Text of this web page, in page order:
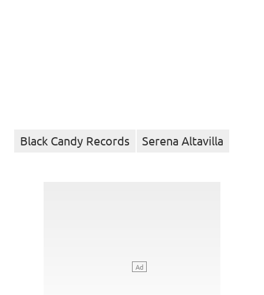
Black Candy Records Serena Altavilla